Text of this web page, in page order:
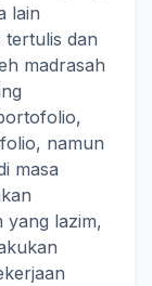
lain
dan
madrasah
namun
masa
yang lazim,